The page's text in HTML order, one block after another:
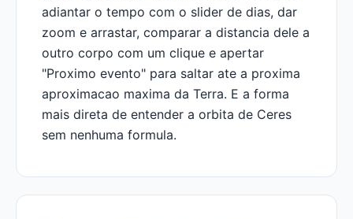
adiantar o tempo com o slider de dias, dar
zoom e arrastar, comparar a distancia dele a
outro corpo com um clique e apertar
"Proximo evento" para saltar ate a proxima
aproximacao maxima da Terra. E a forma
mais direta de entender a orbita de Ceres
sem nenhuma formula.